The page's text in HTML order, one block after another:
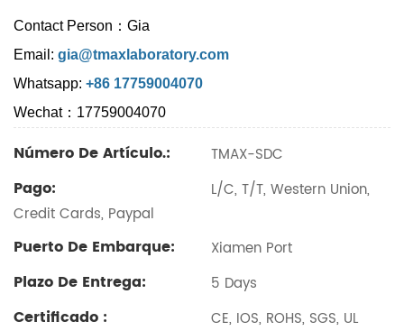
Contact Person：Gia
Email: gia@tmaxlaboratory.com
Whatsapp: +86 17759004070
Wechat：17759004070
Número De Artículo.: TMAX-SDC
Pago:
L/C, T/T, Western Union,
Credit Cards, Paypal
Puerto De Embarque: Xiamen Port
Plazo De Entrega: 5 Days
Certificado :
CE, IOS, ROHS, SGS, UL